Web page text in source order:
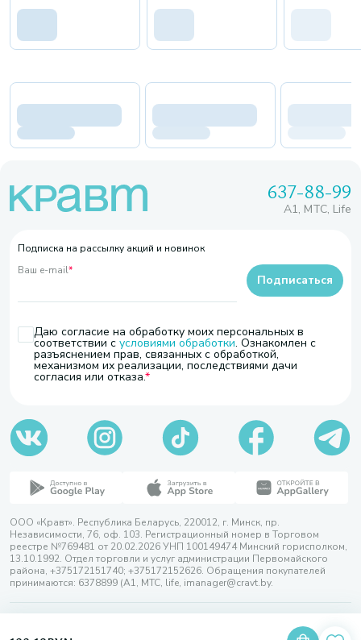
637-88-99
A1, МТС, Life
Подписка на рассылку акций и новинок
Ваш e-mail*
Даю согласие на обработку моих персональных в
соответствии с условиями обработки. Ознакомлен с
разъяснением прав, связанных с обработкой,
механизмом их реализации, последствиями дачи
согласия или отказа.
Подписаться
ООО «Кравт». Республика Беларусь, 220012, г. Минск, пр.
Независимости, 76, оф. 103. Регистрационный номер в Торговом
реестре №769481 от 20.02.2026 УНП 100149474 Минский горисполком,
13.10.1992. Отдел торговли и услуг администрации Первомайского
района, +375172151740; +375172152626. Обращения покупателей
принимаются: 6378899 (А1, МТС, life, imanager@cravt.by.